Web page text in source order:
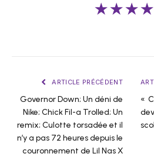
ARTICLE PRÉCÉDENT
Governor Down; Un déni de
Nike; Chick Fil-a Trolled; Un
remix; Culotte torsadée et il
n’y a pas 72 heures depuis le
couronnement de Lil Nas X
«